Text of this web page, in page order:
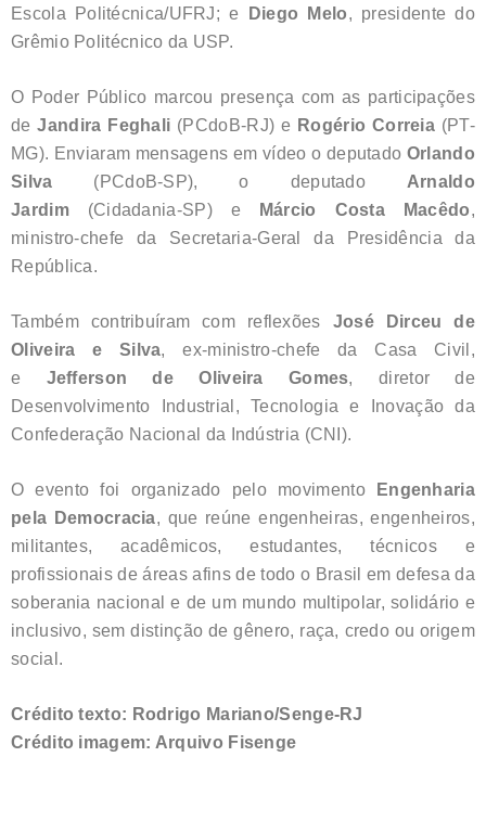
Escola Politécnica/UFRJ; e
Diego Melo, presidente do
Grêmio Politécnico da USP.
O Poder Público marcou presença com as participações
deJandira Feghali (PCdoB-RJ) e Rogério Correia (PT-
MG). Enviaram mensagens em vídeo o deputado Orlando
Silva (PCdoB-SP), o deputado Arnaldo
Jardim(Cidadania-SP) e Márcio Costa Macêdo,
ministro-chefe da Secretaria-Geral da Presidência da
República.
Também contribuíram com reflexões José Dirceu de
Oliveira e Silva, ex-ministro-chefe da Casa Civil,
e Jefferson de Oliveira Gomes, diretor de
Desenvolvimento Industrial, Tecnologia e Inovação da
Confederação Nacional da Indústria (CNI).
O evento foi organizado pelo movimento
Engenharia
pela Democracia, que reúne engenheiras, engenheiros,
militantes, acadêmicos, estudantes, técnicos e
profissionais de áreas afins de todo o Brasil em defesa da
soberania nacional e de um mundo multipolar, solidário e
inclusivo, sem distinção de gênero, raça, credo ou origem
social.
Crédito texto: Rodrigo Mariano/Senge-RJ
Crédito imagem: Arquivo Fisenge